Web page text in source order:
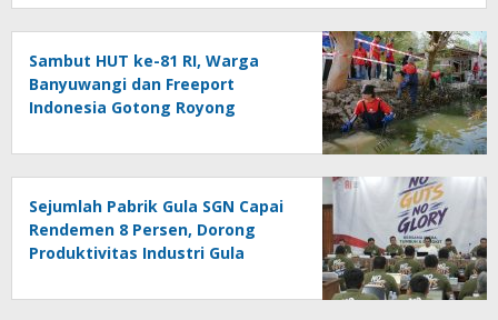
Sambut HUT ke-81 RI, Warga
Banyuwangi dan Freeport
Indonesia Gotong Royong
Sejumlah Pabrik Gula SGN Capai
Rendemen 8 Persen, Dorong
Produktivitas Industri Gula